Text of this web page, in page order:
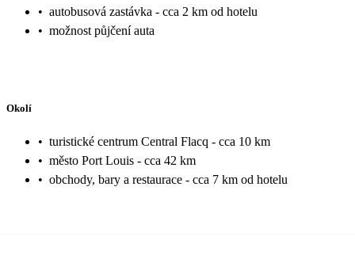
• autobusová zastávka - cca 2 km od hotelu
• možnost půjčení auta
Okolí
• turistické centrum Central Flacq - cca 10 km
• město Port Louis - cca 42 km
• obchody, bary a restaurace - cca 7 km od hotelu